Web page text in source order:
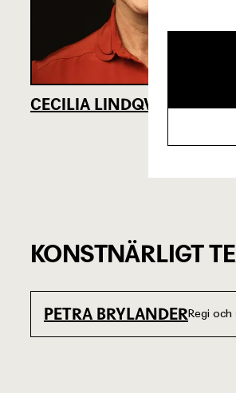
CECILIA LINDQVIST
KONSTNÄRLIGT
PETRA BRYLANDERRegi och